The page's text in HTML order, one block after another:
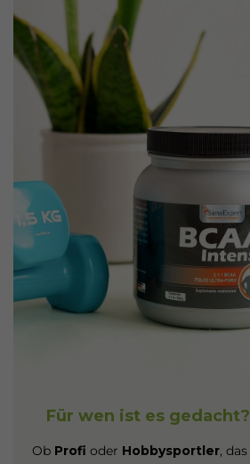
Für wen ist es gedacht?
Ob Profi oder Hobbysportler, das